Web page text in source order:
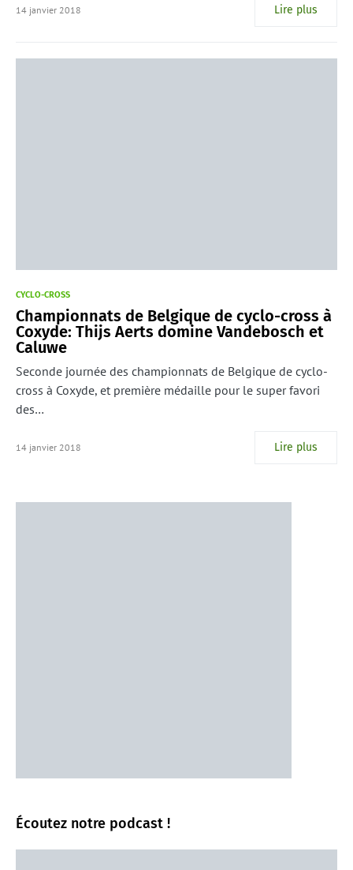
14 janvier 2018 Lire plus
CYCLO-CROSS
Championnats de Belgique de cyclo-cross à
Coxyde: Thijs Aerts domine Vandebosch et
Caluwe
Seconde journée des championnats de Belgique de cyclo-
cross à Coxyde, et première médaille pour le super favori
des…
14 janvier 2018 Lire plus
Écoutez notre podcast !